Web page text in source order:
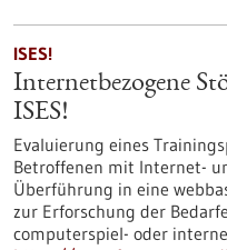
ISES!
Internetbezogene
ISES!
Evaluierung eines
Betroffenen mit Internet-
Überführung in eine
zur Erforschung der
computerspiel- oder